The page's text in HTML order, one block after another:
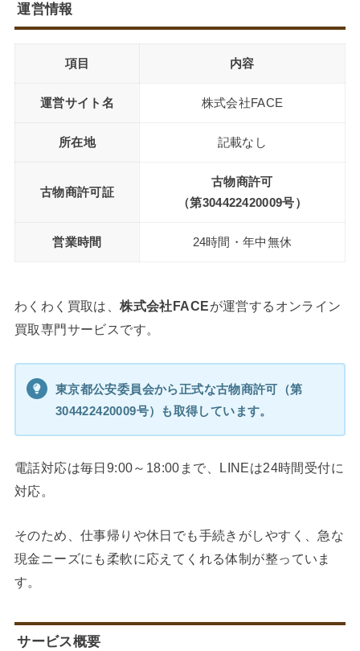
運営情報
項目 内容
運営サイト名 株式会社FACE
所在地 記載なし
古物商許可証
古物商許可
（第304422420009号）
営業時間 24時間・年中無休
わくわく買取は、株式会社FACEが運営するオンライン
買取専門サービスです。
東京都公安委員会から正式な古物商許可（第
304422420009号）も取得しています。
電話対応は毎日9:00～18:00まで、LINEは24時間受付に
対応。
そのため、仕事帰りや休日でも手続きがしやすく、急な
現金ニーズにも柔軟に応えてくれる体制が整っていま
す。
サービス概要